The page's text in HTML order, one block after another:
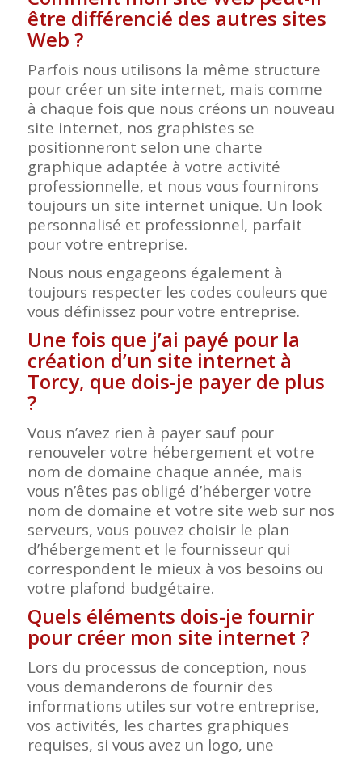
être différencié des autres sites
Web ?
Parfois nous utilisons la même structure
pour créer un site internet, mais comme
à chaque fois que nous créons un nouveau
site internet, nos graphistes se
positionneront selon une charte
graphique adaptée à votre activité
professionnelle, et nous vous fournirons
toujours un site internet unique. Un look
personnalisé et professionnel, parfait
pour votre entreprise.
Nous nous engageons également à
toujours respecter les codes couleurs que
vous définissez pour votre entreprise.
Une fois que j’ai payé pour la
création d’un site internet à
Torcy, que dois-je payer de plus
?
Vous n’avez rien à payer sauf pour
renouveler votre hébergement et votre
nom de domaine chaque année, mais
vous n’êtes pas obligé d’héberger votre
nom de domaine et votre site web sur nos
serveurs, vous pouvez choisir le plan
d’hébergement et le fournisseur qui
correspondent le mieux à vos besoins ou
votre plafond budgétaire.
Quels éléments dois-je fournir
pour créer mon site internet ?
Lors du processus de conception, nous
vous demanderons de fournir des
informations utiles sur votre entreprise,
vos activités, les chartes graphiques
requises, si vous avez un logo, une